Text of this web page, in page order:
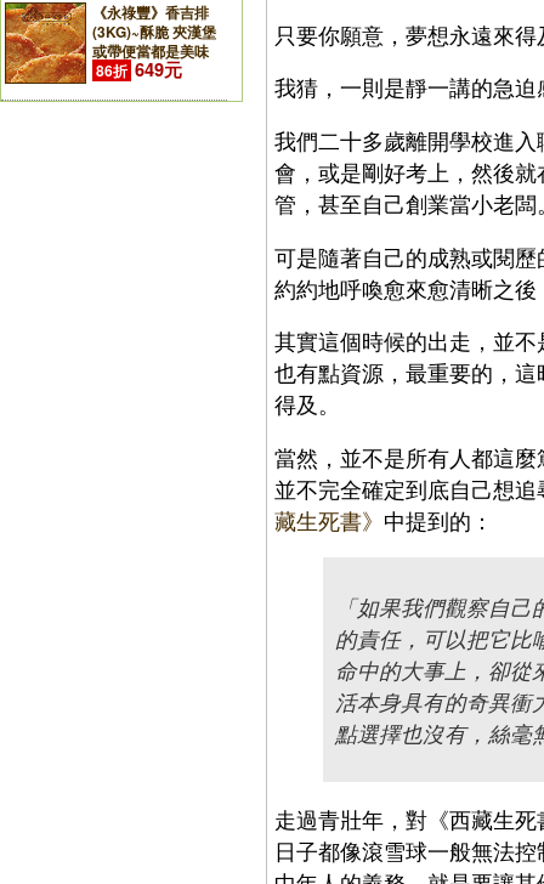
《永祿豐》香吉排
(3KG)~酥脆 夾漢堡
或帶便當都是美味
86折 649元
只要你願意，夢想永遠來
我猜，一則是靜一講的急
我們二十多歲離開學校進
會，或是剛好考上，然後
管，甚至自己創業當小老闆
可是隨著自己的成熟或閱
約約地呼喚愈來愈清晰之
其實這個時候的出走，並
也有點資源，最重要的，
得及。
當然，並不是所有人都這
並不完全確定到底自己想
藏生死書》 中提到的：
「如果我們觀察自
的責任，可以把它比
命中的大事上，卻從
活本身具有的奇異衝
點選擇也沒有，絲毫
走過青壯年，對《西藏生
日子都像滾雪球一般無法